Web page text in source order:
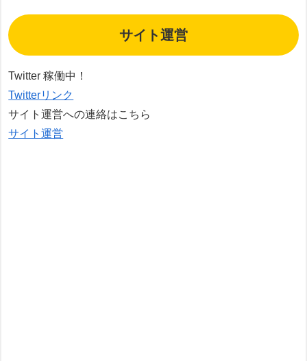
サイト運営
Twitter 稼働中！
Twitterリンク
サイト運営への連絡はこちら
サイト運営